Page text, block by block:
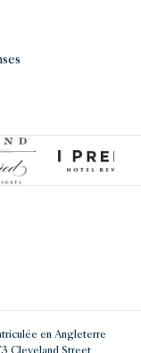
en Angleterre